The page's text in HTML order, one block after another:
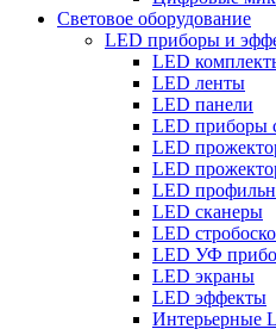
Световое оборудование
LED приборы и
LED
LED ленты
LED панели
LED приборы
LED
LED
LED
LED сканеры
LED
LED УФ
LED экраны
LED эффекты
Интерьерные